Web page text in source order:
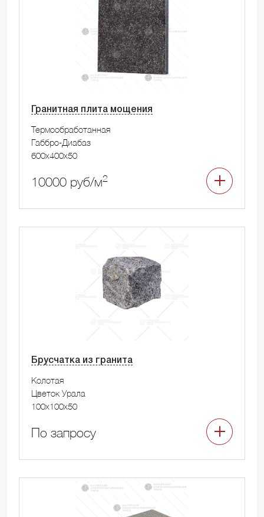
Гранитная плита мощения
Термообработанная
Габбро-Диабаз
600x400x50
10000 руб/м2
Брусчатка из гранита
Колотая
Цветок Урала
100x100x50
По запросу